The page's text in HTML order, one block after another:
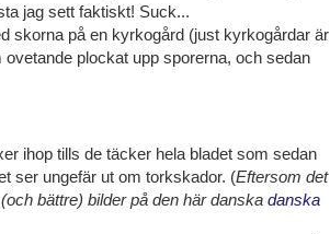
jag sett faktiskt! Suck...
skorna på en kyrkogård (just kyrkogårdar är
plockat upp sporerna, och sedan
ihop tills de täcker hela bladet som sedan
ser ungefär ut om torkskador. (Eftersom det
bättre) bilder på den här danska danska